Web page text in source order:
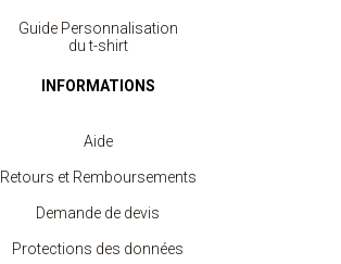
Guide Personnalisation
du t-shirt
INFORMATIONS
Aide
Retours et Remboursements
Demande de devis
Protections des données